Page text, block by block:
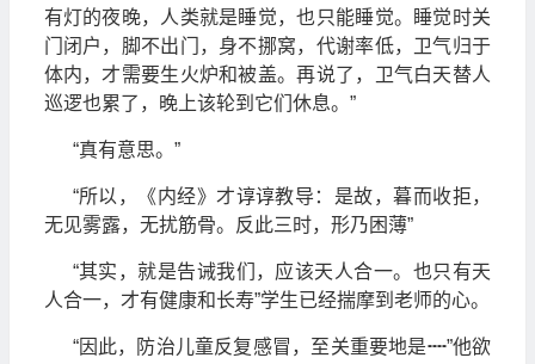
有灯的夜晚，人类就是睡觉，也只能睡觉。睡觉时关
门闭户，脚不出门，身不挪窝，代谢率低，卫气归于
体内，才需要生火炉和被盖。再说了，卫气白天替人
巡逻也累了，晚上该轮到它们休息。”
“真有意思。”
“所以，《内经》才谆谆教导：是故，暮而收拒，
无见雾露，无扰筋骨。反此三时，形乃困薄”
“其实，就是告诫我们，应该天人合一。也只有天
人合一，才有健康和长寿”学生已经揣摩到老师的心。
“因此，防治儿童反复感冒，至关重要地是┉”他欲